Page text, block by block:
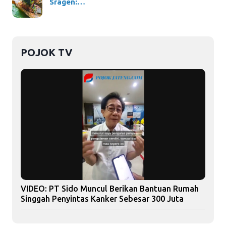
POJOK TV
VIDEO: PT Sido Muncul Berikan Bantuan Rumah
Singgah Penyintas Kanker Sebesar 300 Juta